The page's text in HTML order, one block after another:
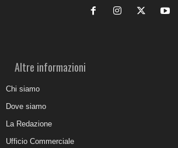
Altre informazioni
Chi siamo
Dove siamo
La Redazione
Ufficio Commerciale